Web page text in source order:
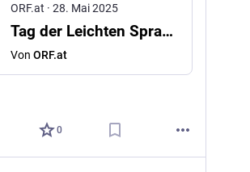
ORF.at · 28. Mai 2025
Tag der Leichten Sprache: Verständliche Information als Menschenrecht
Von ORF.at
0